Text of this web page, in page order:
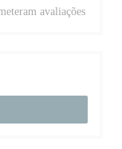
avaliações